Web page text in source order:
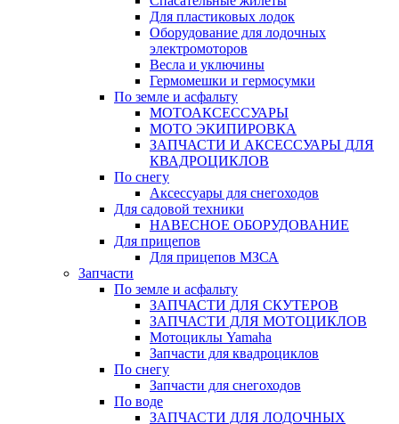
Для пластиковых лодок
Оборудование для лодочных
электромоторов
Весла и уключины
Гермомешки и гермосумки
По земле и асфальту
МОТОАКСЕССУАРЫ
МОТО ЭКИПИРОВКА
ЗАПЧАСТИ И АКСЕССУАРЫ ДЛЯ
КВАДРОЦИКЛОВ
По снегу
Аксессуары для снегоходов
Для садовой техники
НАВЕСНОЕ ОБОРУДОВАНИЕ
Для прицепов
Для прицепов МЗСА
Запчасти
По земле и асфальту
ЗАПЧАСТИ ДЛЯ СКУТЕРОВ
ЗАПЧАСТИ ДЛЯ МОТОЦИКЛОВ
Мотоциклы Yamaha
Запчасти для квадроциклов
По снегу
Запчасти для снегоходов
По воде
ЗАПЧАСТИ ДЛЯ ЛОДОЧНЫХ